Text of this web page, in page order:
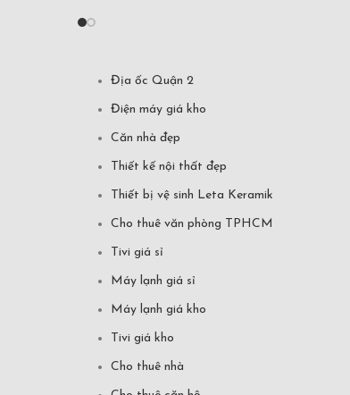
Địa ốc Quận 2
Điện máy giá kho
Căn nhà đẹp
Thiết kế nội thất đẹp
Thiết bị vệ sinh Leta Keramik
Cho thuê văn phòng TPHCM
Tivi giá sỉ
Máy lạnh giá sỉ
Máy lạnh giá kho
Tivi giá kho
Cho thuê nhà